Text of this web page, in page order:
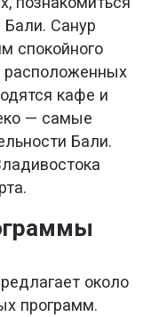
Санур
спокойного
расположенных
кафе и
— самые
Бали.
около
программ.